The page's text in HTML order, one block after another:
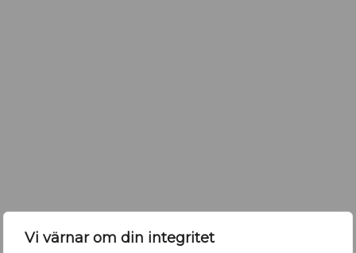
Vi värnar om din integritet